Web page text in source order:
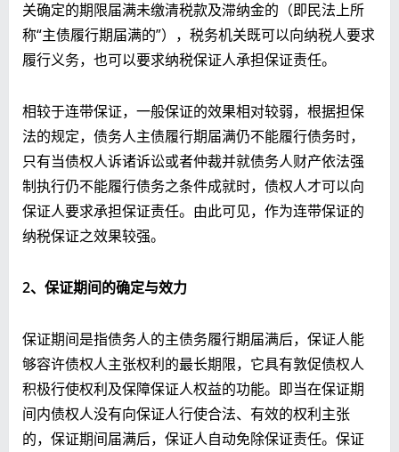
关确定的期限届满未缴清税款及滞纳金的（即民法上所
称“主债履行期届满的”），税务机关既可以向纳税人要求
履行义务，也可以要求纳税保证人承担保证责任。
相较于连带保证，一般保证的效果相对较弱，根据担保
法的规定，债务人主债履行期届满仍不能履行债务时，
只有当债权人诉诸诉讼或者仲裁并就债务人财产依法强
制执行仍不能履行债务之条件成就时，债权人才可以向
保证人要求承担保证责任。由此可见，作为连带保证的
纳税保证之效果较强。
2、保证期间的确定与效力
保证期间是指债务人的主债务履行期届满后，保证人能
够容许债权人主张权利的最长期限，它具有敦促债权人
积极行使权利及保障保证人权益的功能。即当在保证期
间内债权人没有向保证人行使合法、有效的权利主张
的，保证期间届满后，保证人自动免除保证责任。保证